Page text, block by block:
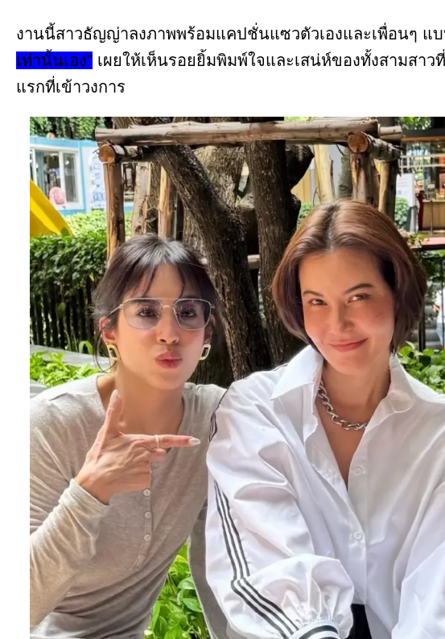
งานนี้สาวธัญญ่าลงภาพพร้อมแคปชั่นแซวตัวเองและเพื่อนๆ แ
เท่านั้นเอง" เผยให้เห็นรอยยิ้มพิมพ์ใจและเสน่ห์ของทั้งสามสาว
แรกที่เข้าวงการ